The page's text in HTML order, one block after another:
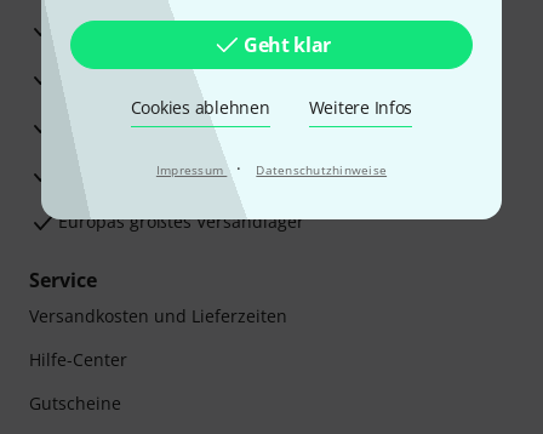
Geht klar
Cookies ablehnen Weitere Infos
Impressum · Datenschutzhinweise
30 Tage Money-Back-Garantie
Reparaturservice
Beratung durch Fachexperten
Zufriedenheitsgarantie
Europas größtes Versandlager
Service
Versandkosten und Lieferzeiten
Hilfe-Center
Gutscheine